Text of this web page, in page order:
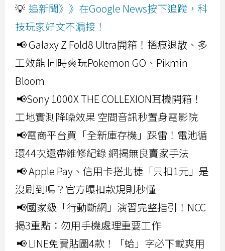
💡 追新聞》》在Google News按下追蹤，科
技玩家好文不漏接！
📢 Galaxy Z Fold8 Ultra開箱！摺痕退散、多
工效能 同時爽玩Pokemon GO、Pikmin
Bloom
📢Sony 1000X THE COLLEXION耳機開箱！
工地實測降噪效果 空間音訊秒置身電影院
📢電商平台買「全新庫存機」踩雷！電池循
環44次還帶維修紀錄 網揭無良賣家手法
📢 Apple Pay、信用卡搭北捷「只扣1元」是
沒刷到嗎？官方曝扣款規則秒懂
📢國家級「行動斷網」演習完整指引！NCC
揭3重點：勿用手機處理重要工作
📢 LINE免費貼圖4款！「蛤」字必下載爽用